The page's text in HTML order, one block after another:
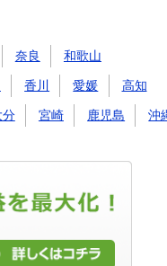
奈良 和歌山
香川 愛媛 高知
分 宮崎 鹿児島 沖